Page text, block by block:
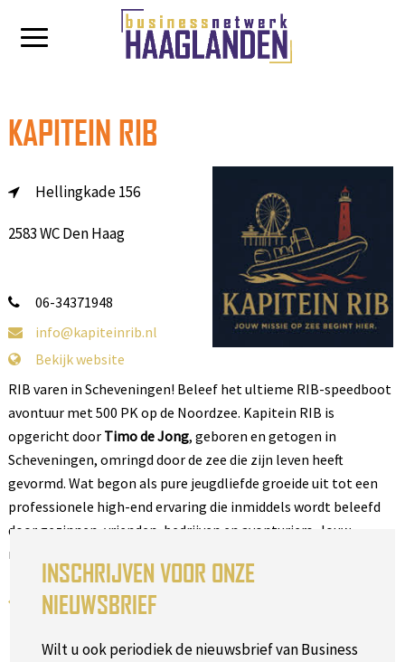
KAPITEIN RIB
Hellingkade 156
2583 WC Den Haag
06-34371948
info@kapiteinrib.nl
Bekijk website
RIB varen in Scheveningen! Beleef het ultieme RIB-speedboot
avontuur met 500 PK op de Noordzee. Kapitein RIB is
opgericht door Timo de Jong, geboren en getogen in
Scheveningen, omringd door de zee die zijn leven heeft
gevormd. Wat begon als pure jeugdliefde groeide uit tot een
professionele high-end ervaring die inmiddels wordt beleefd
door gezinnen, vrienden, bedrijven en avonturiers. Jouw
missie op zee begint hier.
Terug naar het overzicht
INSCHRIJVEN VOOR ONZE
NIEUWSBRIEF
Wilt u ook periodiek de nieuwsbrief van Business